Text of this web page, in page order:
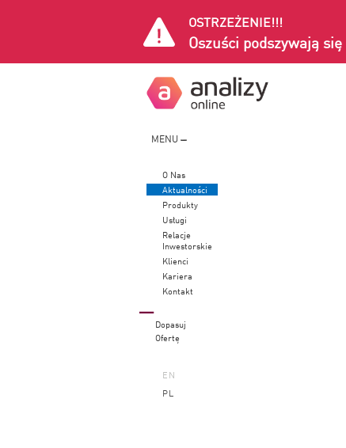
OSTRZEŻENIE!!!
Oszuści podszywają
MENU
O Nas
Aktualności
Produkty
Usługi
Relacje
Inwestorskie
Klienci
Kariera
Kontakt
Dopasuj
Ofertę
EN
PL